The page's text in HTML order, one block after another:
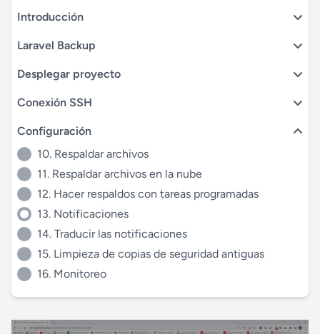
Introducción
Laravel Backup
Desplegar proyecto
Conexión SSH
Configuración
10. Respaldar archivos
11. Respaldar archivos en la nube
12. Hacer respaldos con tareas programadas
13. Notificaciones
14. Traducir las notificaciones
15. Limpieza de copias de seguridad antiguas
16. Monitoreo